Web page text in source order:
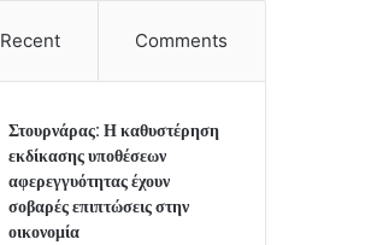
Recent Comments
Στουρνάρας: Η καθυστέρηση
εκδίκασης υποθέσεων
αφερεγγυότητας έχουν
σοβαρές επιπτώσεις στην
οικονομία